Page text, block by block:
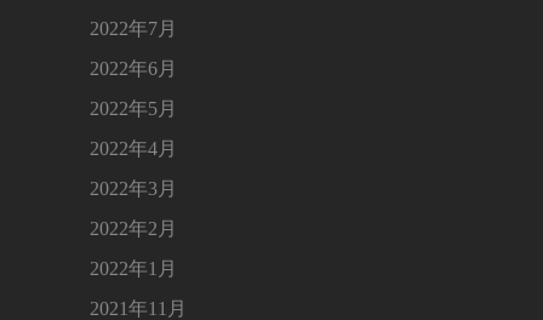
2022年7月
2022年6月
2022年5月
2022年4月
2022年3月
2022年2月
2022年1月
2021年11月